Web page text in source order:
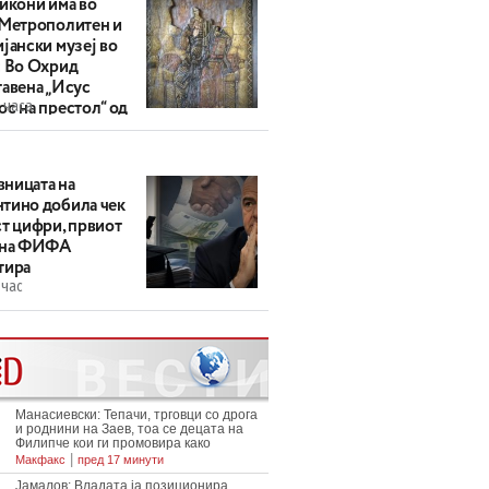
има во
и
музеј во
Во Охрид
„Исус
на престол“ од
часа
на
добила чек
цифри, првиот
на ФИФА